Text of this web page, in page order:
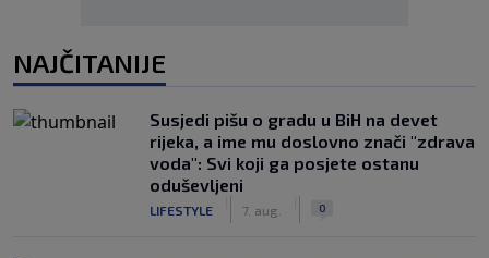
NAJČITANIJE
Susjedi pišu o gradu u BiH na devet
rijeka, a ime mu doslovno znači "zdrava
voda": Svi koji ga posjete ostanu
oduševljeni
LIFESTYLE 7. aug. 0